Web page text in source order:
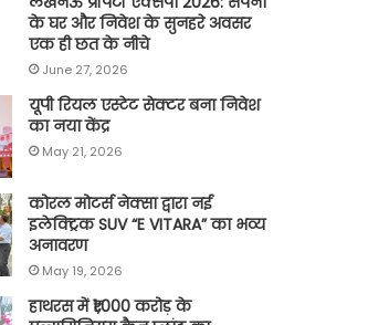
के घर और निवेश के सुनहरे अवसर
एक ही छत के नीचे
June 27, 2026
यूपी रियल एस्टेट सेक्टर बना निवेश
का नया केंद्र
May 21, 2026
कोरल मोटर्स नेक्सा द्वारा नई
इलेक्ट्रिक SUV “E VITARA” का भव्य
अनावरण
May 19, 2026
हाथरस में ₹1,000 करोड़ के